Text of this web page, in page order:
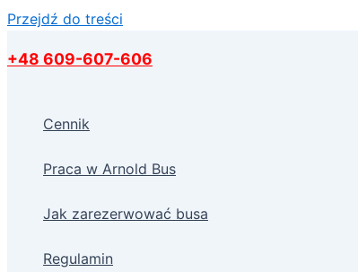
Przejdź do treści
+48 609-607-606
Cennik
Praca w Arnold Bus
Jak zarezerwować busa
Regulamin